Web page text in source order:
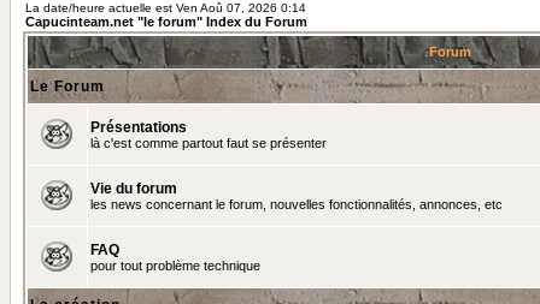
La date/heure actuelle est Ven Aoû 07, 2026 0:14
Capucinteam.net "le forum" Index du Forum
Forum
Le Forum
Présentations
là c'est comme partout faut se présenter
Vie du forum
les news concernant le forum, nouvelles fonctionnalités, annonces, etc
FAQ
pour tout problème technique